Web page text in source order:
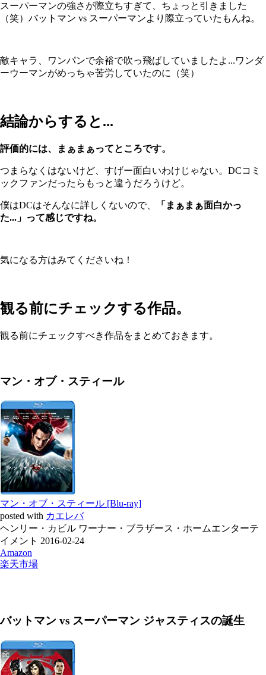
スーパーマンの強さが際立ちすぎて、ちょっと引きました
（笑）バットマン vs スーパーマンより際立っていたもんね。
敵キャラ、ワンパンで余裕で吹っ飛ばしていましたよ...ワンダ
ーウーマンがめっちゃ苦労していたのに（笑）
結論からすると...
評価的には、まぁまぁってところです。
つまらなくはないけど、すげー面白いわけじゃない。DCコミ
ックファンだったらもっと違うだろうけど。
僕はDCはそんなに詳しくないので、
「まぁまぁ面白かっ
た...」って感じですね。
気になる方はみてくださいね！
観る前にチェックする作品。
観る前にチェックすべき作品をまとめておきます。
マン・オブ・スティール
マン・オブ・スティール [Blu-ray]
posted with カエレバ
ヘンリー・カビル ワーナー・ブラザース・ホームエンターテ
イメント 2016-02-24
Amazon
楽天市場
バットマン vs スーパーマン ジャスティスの誕生